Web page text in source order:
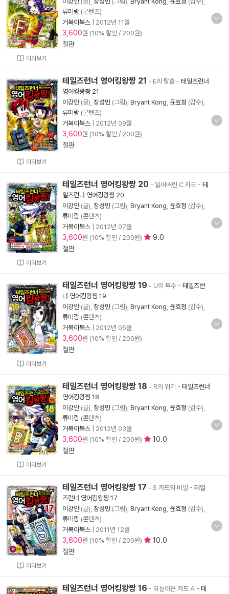
미리보기
류미랑 (콘텐츠)
거북이북스
2012년 11월
3,600원 (10% 할인 / 200원)
절판
미리보기
테일즈런너 영어킹왕짱 21 - E의 탈출 - 테일즈런너
영어킹왕짱 21
이강안(글), 장성민 (그림), Bryant Kong 윤효정 (감수),
류미랑 (콘텐츠)
거북이북스
2012년 09월
3,600원 (10% 할인 / 200원)
절판
미리보기
테일즈런너 영어킹왕짱 20 - 잃어버린 C 카드 - 테
일즈런너 영어킹왕짱 20
이강안(글), 장성민 (그림), Bryant Kong 윤효정 (감수),
류미랑 (콘텐츠)
거북이북스
2012년 07월
3,600원 (10% 할인 / 200원)
9.0
절판
미리보기
테일즈런너 영어킹왕짱 19 - U의 복수 - 테일즈런
너 영어킹왕짱 19
이강안(글), 장성민 (그림), Bryant Kong 윤효정 (감수),
류미랑 (콘텐츠)
거북이북스
2012년 05월
3,600원 (10% 할인 / 200원)
절판
미리보기
테일즈런너 영어킹왕짱 18 - R의 위기 - 테일즈런너
영어킹왕짱 18
이강안(글), 장성민 (그림), Bryant Kong 윤효정 (감수),
류미랑 (콘텐츠)
거북이북스
2012년 03월
3,600원 (10% 할인 / 200원)
10.0
절판
미리보기
테일즈런너 영어킹왕짱 17 - S 카드의 비밀 - 테일
즈런너 영어킹왕짱 17
이강안(글), 장성민 (그림), Bryant Kong 윤효정 (감수),
류미랑 (콘텐츠)
거북이북스
2011년 12월
3,600원 (10% 할인 / 200원)
10.0
절판
테일즈런너 영어킹왕짱 16 - 되돌아온 카드 A - 테